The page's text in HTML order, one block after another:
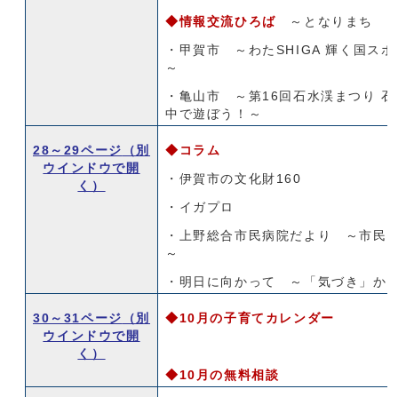
◆情報交流ひろば ～となりまち
・甲賀市 ～わたSHIGA 輝く国スポ
～
・亀山市 ～第16回石水渓まつり 石
中で遊ぼう！～
28～29ページ
（別
ウインドウで開
く）
◆コラム
・伊賀市の文化財160
・イガプロ
・上野総合市民病院だより ～市民
～
・明日に向かって ～「気づき」か
30～31ページ
（別
ウインドウで開
く）
◆10月の子育てカレンダー
◆10月の無料相談